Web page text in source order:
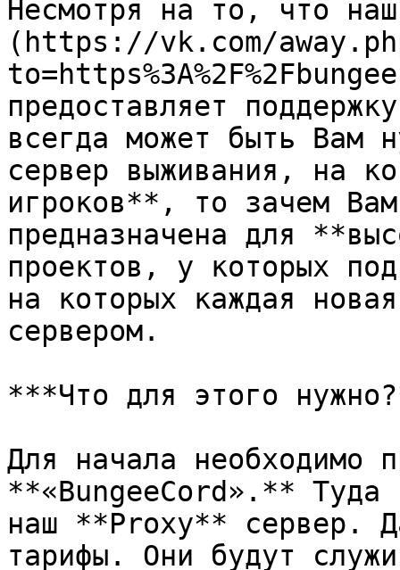
Несмотря на то, что
(https://vk.com/
предоставляет
всегда может быть Вам
сервер выживания, на
игроков**, то зачем
предназначена для
проектов, у которых
на которых каждая
сервером.
***Что для этого
Для начала необходимо
**«BungeeCord».** Туда
наш **Proxy** сервер.
тарифы. Они будут